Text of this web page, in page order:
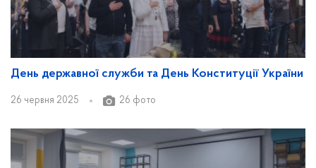
День державної служби та День Конституції України
26 червня 2025 26 фото